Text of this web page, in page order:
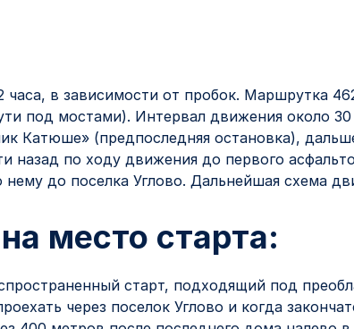
часа, в зависимости от пробок. Маршрутка
под мостами). Интервал движения около
Катюше» (предпоследняя остановка),
назад по ходу движения до первого
до поселка Углово. Дальнейшая схема
место старта:
старт, подходящий под
через поселок Углово и когда